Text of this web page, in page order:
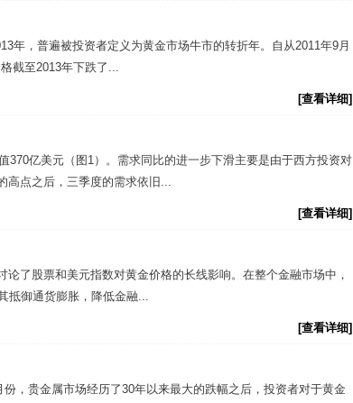
年，普遍被投资者定义为黄金市场牛市的转折年。自从2011年9月
截至2013年下跌了...
[查看详细]
370亿美元（图1）。需求同比的进一步下滑主要是由于西方投资对
高点之后，三季度的需求依旧...
[查看详细]
了股票和美元指数对黄金价格的长线影响。在整个金融市场中，
抵御通货膨胀，降低金融...
[查看详细]
，贵金属市场经历了30年以来最大的跌幅之后，投资者对于黄金